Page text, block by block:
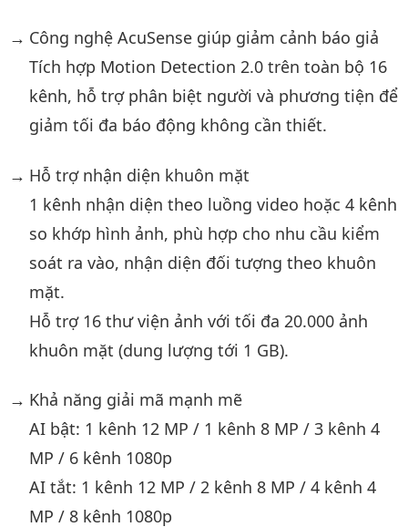
Công nghệ AcuSense giúp giảm cảnh báo giả
Tích hợp Motion Detection 2.0 trên toàn bộ 16
kênh, hỗ trợ phân biệt người và phương tiện để
giảm tối đa báo động không cần thiết.
Hỗ trợ nhận diện khuôn mặt
1 kênh nhận diện theo luồng video hoặc 4 kênh
so khớp hình ảnh, phù hợp cho nhu cầu kiểm
soát ra vào, nhận diện đối tượng theo khuôn
mặt.
Hỗ trợ 16 thư viện ảnh với tối đa 20.000 ảnh
khuôn mặt (dung lượng tới 1 GB).
Khả năng giải mã mạnh mẽ
AI bật: 1 kênh 12 MP / 1 kênh 8 MP / 3 kênh 4
MP / 6 kênh 1080p
AI tắt: 1 kênh 12 MP / 2 kênh 8 MP / 4 kênh 4
MP / 8 kênh 1080p